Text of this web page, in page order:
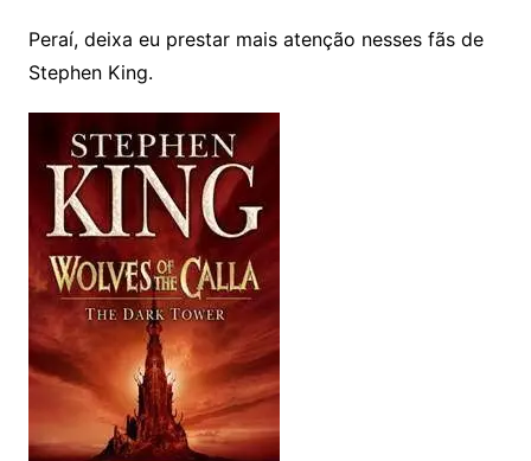
Peraí, deixa eu prestar mais atenção nesses fãs de
Stephen King.